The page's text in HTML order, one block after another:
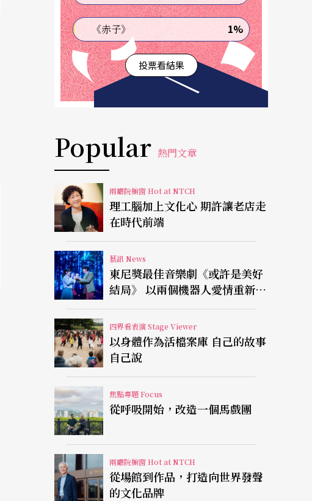
《赤子》 1%
投票看結果
Popular 熱門文章
兩廳院櫥窗 Hot at NTCH
理工腦加上文化心 期許讓老店走
在時代前端
藝訊 News
東尼獎最佳音樂劇《或許是美好
結局》 以兩個機器人愛情重新凝
視有限人生
四界看表演 Stage Viewer
以身體作為活檔案庫 自己的故事
自己說
焦點專題 Focus
從呼吸開始，改造一個馬戲團
兩廳院櫥窗 Hot at NTCH
從場館到作品，打造向世界發聲
的文化品牌